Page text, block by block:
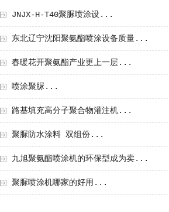
JNJX-H-T40聚脲喷涂设...
东北辽宁沈阳聚氨酯喷涂设备质量...
春暖花开聚氨酯产业更上一层...
喷涂聚脲...
路基填充高分子聚合物灌注机...
聚脲防水涂料 双组份...
九旭聚氨酯喷涂机的环保型成为卖...
聚脲喷涂机哪家的好用...